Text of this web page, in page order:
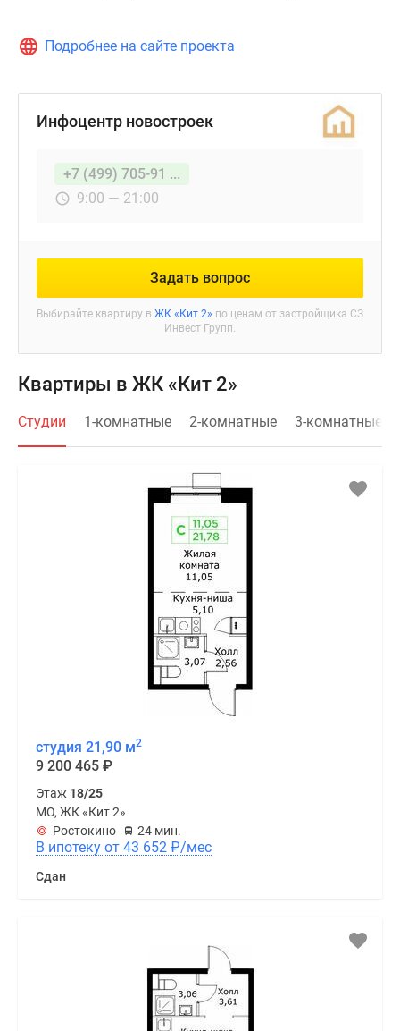
Подробнее на сайте проекта
Инфоцентр новостроек
+7 (499) 705-91 ...
9:00 — 21:00
Задать вопрос
Выбирайте квартиру в ЖК «Кит 2» по ценам от застройщика СЗ
Инвест Групп.
Квартиры в ЖК «Кит 2»
Студии 1-комнатные 2-комнатные 3-комнатные
студия 21,90 м2
9 200 465 ₽
Этаж 18/25
МО, ЖК «Кит 2»
Ростокино
24 мин.
В ипотеку от 43 652 ₽/мес
Сдан